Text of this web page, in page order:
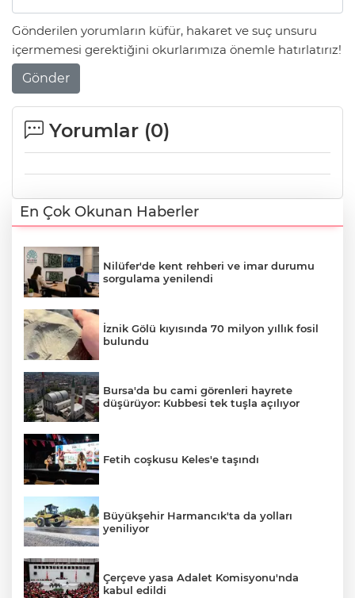
Gönderilen yorumların küfür, hakaret ve suç unsuru
içermemesi gerektiğini okurlarımıza önemle hatırlatırız!
Gönder
Yorumlar (0)
En Çok Okunan Haberler
Nilüfer'de kent rehberi ve imar durumu
sorgulama yenilendi
İznik Gölü kıyısında 70 milyon yıllık fosil
bulundu
Bursa'da bu cami görenleri hayrete
düşürüyor: Kubbesi tek tuşla açılıyor
Fetih coşkusu Keles'e taşındı
Büyükşehir Harmancık'ta da yolları
yeniliyor
Çerçeve yasa Adalet Komisyonu'nda
kabul edildi